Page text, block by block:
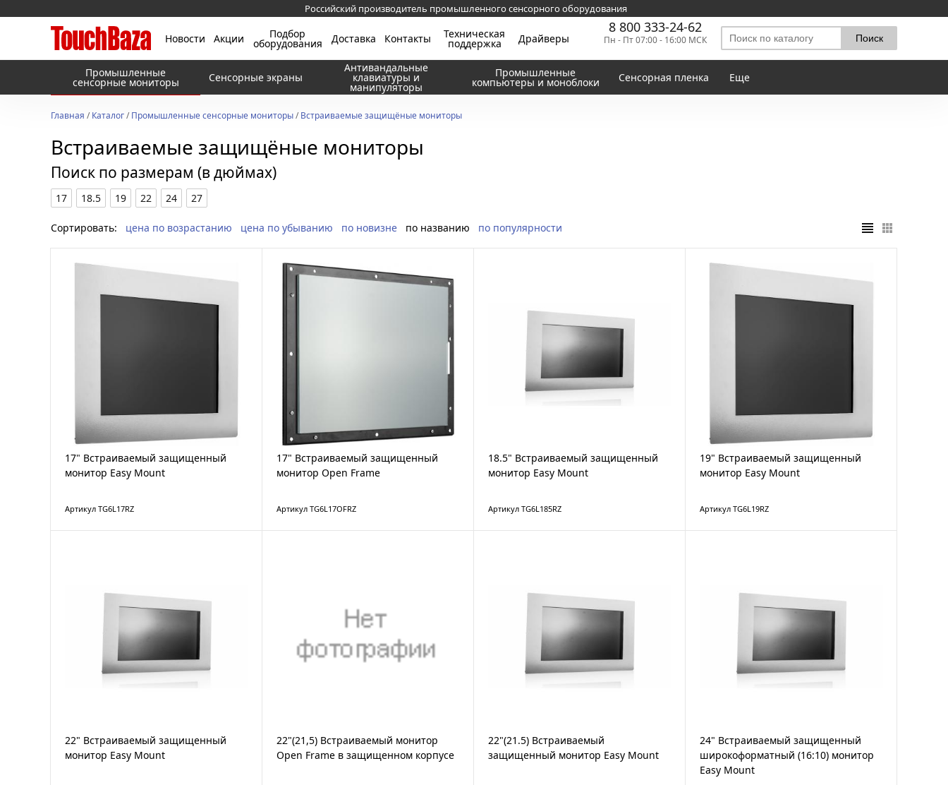
Российский производитель промышленного сенсорного оборудования
Новости Акции Подбор
оборудования Доставка Контакты Техническая
поддержка Драйверы
8 800 333-24-62
Пн - Пт 07:00 - 16:00 МСК
Промышленные
сенсорные мониторы Сенсорные экраны
Антивандальные
клавиатуры и
манипуляторы
Промышленные
компьютеры и моноблоки Сенсорная пленка Еще
Главная /Каталог/Промышленные сенсорные мониторы/Встраиваемые защищёные мониторы
Встраиваемые защищёные мониторы
Поиск по размерам (в дюймах)
17 18.5 19 22 24 27
Сортировать: цена по возрастанию цена по убыванию по новизне по названию по популярности
17" Встраиваемый защищенный
монитор Easy Mount
Артикул TG6L17RZ
17" Встраиваемый защищенный
монитор Open Frame
Артикул TG6L17OFRZ
18.5" Встраиваемый защищенный
монитор Easy Mount
Артикул TG6L185RZ
19" Встраиваемый защищенный
монитор Easy Mount
Артикул TG6L19RZ
22" Встраиваемый защищенный
монитор Easy Mount
22"(21,5) Встраиваемый монитор
Open Frame в защищенном корпусе
22"(21.5) Встраиваемый
защищенный монитор Easy Mount
24" Встраиваемый защищенный
широкоформатный (16:10) монитор
Easy Mount